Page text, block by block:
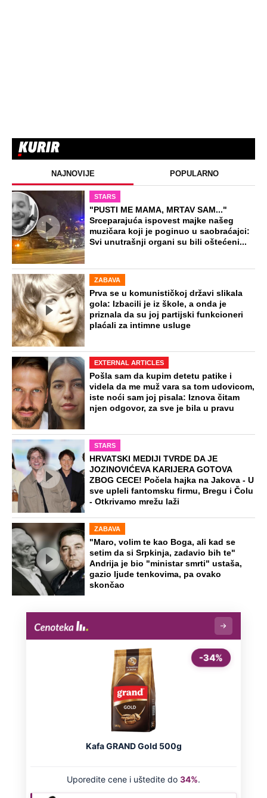
NAJNOVIJE POPULARNO
STARS
"PUSTI ME MAMA, MRTAV SAM..."
Srceparajuća ispovest majke našeg
muzičara koji je poginuo u saobraćajci:
Svi unutrašnji organi su bili oštećeni...
ZABAVA
Prva se u komunističkoj državi slikala
gola: Izbacili je iz škole, a onda je
priznala da su joj partijski funkcioneri
plaćali za intimne usluge
EXTERNAL ARTICLES
Pošla sam da kupim detetu patike i
videla da me muž vara sa tom udovicom,
iste noći sam joj pisala: Iznova čitam
njen odgovor, za sve je bila u pravu
STARS
HRVATSKI MEDIJI TVRDE DA JE
JOZINOVIĆEVA KARIJERA GOTOVA
ZBOG CECE! Počela hajka na Jakova - U
sve upleli fantomsku firmu, Bregu i Čolu
- Otkrivamo mrežu laži
ZABAVA
"Maro, volim te kao Boga, ali kad se
setim da si Srpkinja, zadavio bih te"
Andrija je bio "ministar smrti" ustaša,
gazio ljude tenkovima, pa ovako
skončao